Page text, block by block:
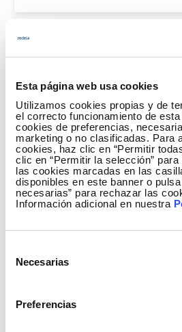
Esta página web usa cookies
Utilizamos cookies propias y de
el correcto funcionamiento de
cookies de preferencias,
marketing o no clasificadas. Para
cookies, haz clic en “Permitir
clic en “Permitir la selección”
las cookies marcadas en las
disponibles en este banner o
necesarias” para rechazar las
Información adicional en nuestra
Necesarias
Preferencias